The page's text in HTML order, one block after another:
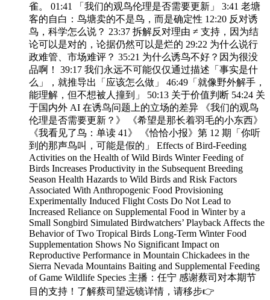
雀。 01:41 「我们的观鸟伦理是否需要更新」 3:41 老塘
客的自白：鸟塘卖的不是鸟，而是确定性 12:20 反对诱
鸟，科学怎么说？ 23:37 拆解反对理由 ≠ 支持，因为结
论可以是对的，论据仍然可以是烂的 29:22 为什么说行
政难管、市场难评？ 35:21 为什么诱鸟不好？因为很没
品啊！ 39:17 我们永远不可能仅仅通过描述「事实是什
么」，就推导出「应该怎么做」 46:49「就像野外解手，
能理解，但不想被人撞到」 50:13 关于价值判断 54:24 关
于国内外 AI 在诱鸟问题上的立场的差异 《我们的观鸟
伦理是否需要更新？》 《希望是那长着羽毛的小东西》
《我看见了鸟：单读 41》 《恰恰小报》第 12 期「你听
到的那声鸟叫，可能是假的」 Effects of Bird-Feeding
Activities on the Health of Wild Birds Winter Feeding of
Birds Increases Productivity in the Subsequent Breeding
Season Health Hazards to Wild Birds and Risk Factors
Associated With Anthropogenic Food Provisioning
Experimentally Induced Flight Costs Do Not Lead to
Increased Reliance on Supplemental Food in Winter by a
Small Songbird Simulated Birdwatchers’ Playback Affects the
Behavior of Two Tropical Birds Long-Term Winter Food
Supplementation Shows No Significant Impact on
Reproductive Performance in Mountain Chickadees in the
Sierra Nevada Mountains Baiting and Supplemental Feeding
of Game Wildlife Species 主播：任宁 感谢蔡司对本期节
目的支持！了解蔡司望远镜详情，请移步👉